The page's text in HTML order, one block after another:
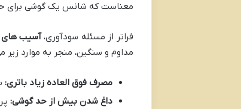
معناست که شانس یک گوشی برای
فراتر از مسئله سودآوری،آسیب های
مداوم و سنگین، منجر به موارد زیر
مصرف فوق العاده زیاد باتری:
داغ شدن بیش از حد گوشی: